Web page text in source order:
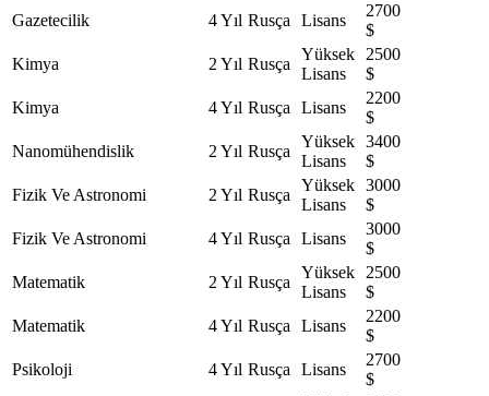
Gazetecilik
4 Yıl Rusça Lisans
2700
$
Kimya
2 Yıl Rusça
Yüksek
Lisans
2500
$
Kimya
4 Yıl Rusça Lisans
2200
$
Nanomühendislik
2 Yıl Rusça
Yüksek
Lisans
3400
$
Fizik Ve Astronomi
2 Yıl Rusça
Yüksek
Lisans
3000
$
Fizik Ve Astronomi
4 Yıl Rusça Lisans
3000
$
Matematik
2 Yıl Rusça
Yüksek
Lisans
2500
$
Matematik
4 Yıl Rusça Lisans
2200
$
Psikoloji
4 Yıl Rusça Lisans
2700
$